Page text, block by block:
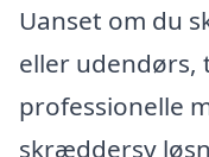
Uanset om du
eller udendørs,
professionelle
skræddersy